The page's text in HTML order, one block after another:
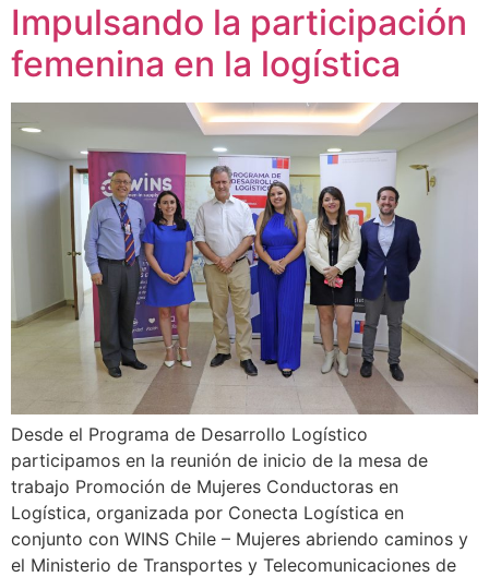
Impulsando la participación
femenina en la logística
Desde el Programa de Desarrollo Logístico
participamos en la reunión de inicio de la mesa de
trabajo Promoción de Mujeres Conductoras en
Logística, organizada por Conecta Logística en
conjunto con WINS Chile – Mujeres abriendo caminos y
el Ministerio de Transportes y Telecomunicaciones de